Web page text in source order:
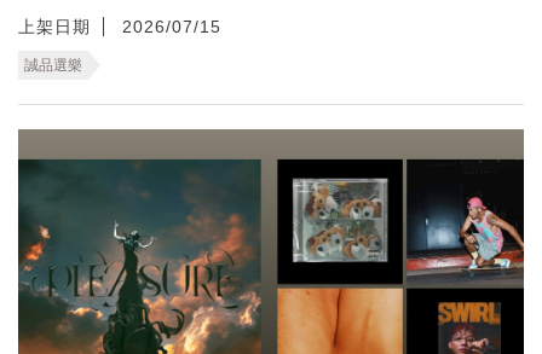
上架日期 2026/07/15
誠品選樂